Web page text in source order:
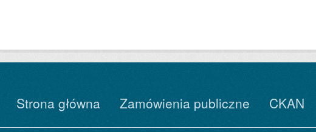
Strona główna Zamówienia publiczne CKAN